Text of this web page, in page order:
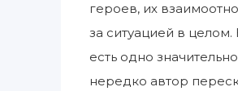
героев, их
за ситуацией в
есть одно
нередко автор